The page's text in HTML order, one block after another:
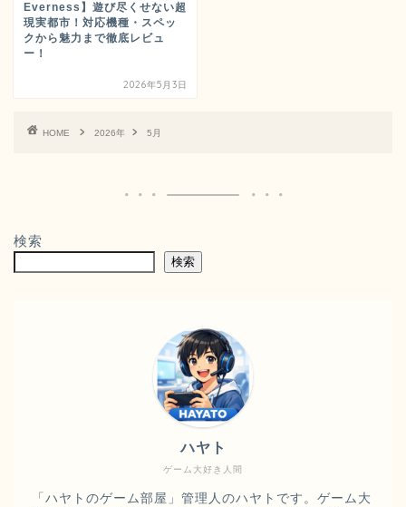
Everness】遊び尽くせない超
現実都市！対応機種・スペッ
クから魅力まで徹底レビュ
ー！
2026年5月3日
HOME 2026年 5月
検索
検索
ゲーム大好き人間
ハヤト
「ハヤトのゲーム部屋」管理人のハヤトです。ゲーム大